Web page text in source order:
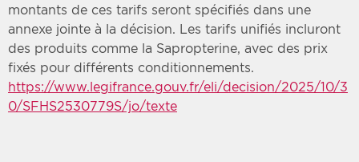
montants de ces tarifs seront spécifiés dans une
annexe jointe à la décision. Les tarifs unifiés incluront
des produits comme la Sapropterine, avec des prix
fixés pour différents conditionnements.
https://www.legifrance.gouv.fr/eli/decision/2025/10/3
0/SFHS2530779S/jo/texte